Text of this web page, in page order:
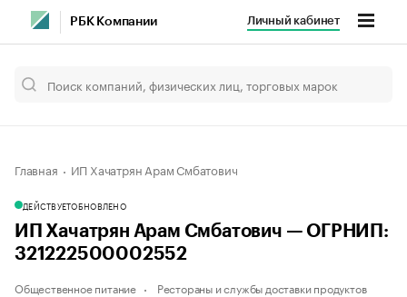
РБК Компании Личный кабинет
Главная ИП Хачатрян Арам Смбатович
ДЕЙСТВУЕТОБНОВЛЕНО
ИП Хачатрян Арам Смбатович — ОГРНИП:
321222500002552
Общественное питание Рестораны и службы доставки продуктов